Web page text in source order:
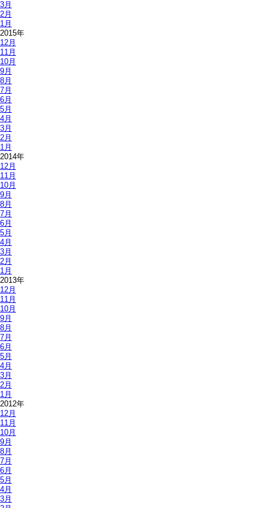
3月
2月
1月
2015年
12月
11月
10月
9月
8月
7月
6月
5月
4月
3月
2月
1月
2014年
12月
11月
10月
9月
8月
7月
6月
5月
4月
3月
2月
1月
2013年
12月
11月
10月
9月
8月
7月
6月
5月
4月
3月
2月
1月
2012年
12月
11月
10月
9月
8月
7月
6月
5月
4月
3月